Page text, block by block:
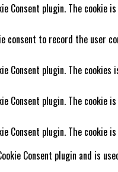
Consent plugin. The
consent to record the user
Consent plugin. The
Consent plugin. The
Consent plugin. The
Consent plugin and is